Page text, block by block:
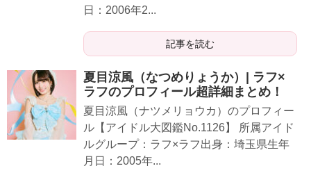
日：2006年2...
記事を読む
夏目涼風（なつめりょうか）| ラフ×
ラフのプロフィール超詳細まとめ！
夏目涼風（ナツメリョウカ）のプロフィー
ル【アイドル大図鑑No.1126】 所属アイド
ルグループ：ラフ×ラフ出身：埼玉県生年
月日：2005年...